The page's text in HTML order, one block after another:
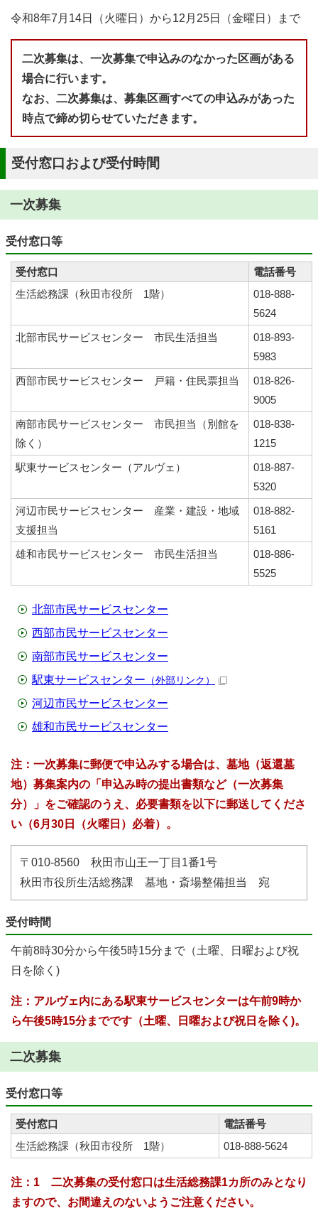
令和8年7月14日（火曜日）から12月25日（金曜日）まで
二次募集は、一次募集で申込みのなかった区画がある
場合に行います。
なお、二次募集は、募集区画すべての申込みがあった
時点で締め切らせていただきます。
受付窓口および受付時間
一次募集
受付窓口等
受付窓口
電話番号
生活総務課（秋田市役所 1階）
018-888-
5624
北部市民サービスセンター 市民生活担当
018-893-
5983
西部市民サービスセンター 戸籍・住民票担当
018-826-
9005
南部市民サービスセンター 市民担当（別館を
除く）
018-838-
1215
駅東サービスセンター（アルヴェ）
018-887-
5320
河辺市民サービスセンター 産業・建設・地域
支援担当
018-882-
5161
雄和市民サービスセンター 市民生活担当
018-886-
5525
北部市民サービスセンター
西部市民サービスセンター
南部市民サービスセンター
駅東サービスセンター （外部リンク）
河辺市民サービスセンター
雄和市民サービスセンター
注：一次募集に郵便で申込みする場合は、墓地（返還墓
地）募集案内の「申込み時の提出書類など（一次募集
分）」をご確認のうえ、必要書類を以下に郵送してくださ
い（6月30日（火曜日）必着）。
〒010-8560 秋田市山王一丁目1番1号
秋田市役所生活総務課 墓地・斎場整備担当 宛
受付時間
午前8時30分から午後5時15分まで（土曜、日曜および祝
日を除く)
注：アルヴェ内にある駅東サービスセンターは午前9時か
ら午後5時15分までです（土曜、日曜および祝日を除く)。
二次募集
受付窓口等
受付窓口
電話番号
生活総務課（秋田市役所 1階）
018-888-5624
注：1 二次募集の受付窓口は生活総務課1カ所のみとなり
ますので、お間違えのないようご注意ください。